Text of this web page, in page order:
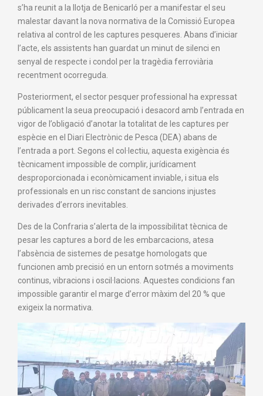
s’ha reunit a la llotja de Benicarló per a manifestar el seu
malestar davant la nova normativa de la Comissió Europea
relativa al control de les captures pesqueres. Abans d’iniciar
l’acte, els assistents han guardat un minut de silenci en
senyal de respecte i condol per la tragèdia ferroviària
recentment ocorreguda.
Posteriorment, el sector pesquer professional ha expressat
públicament la seua preocupació i desacord amb l’entrada en
vigor de l’obligació d’anotar la totalitat de les captures per
espècie en el Diari Electrònic de Pesca (DEA) abans de
l’entrada a port. Segons el col·lectiu, aquesta exigència és
tècnicament impossible de complir, jurídicament
desproporcionada i econòmicament inviable, i situa els
professionals en un risc constant de sancions injustes
derivades d’errors inevitables.
Des de la Confraria s’alerta de la impossibilitat tècnica de
pesar les captures a bord de les embarcacions, atesa
l’absència de sistemes de pesatge homologats que
funcionen amb precisió en un entorn sotmés a moviments
continus, vibracions i oscil·lacions. Aquestes condicions fan
impossible garantir el marge d’error màxim del 20 % que
exigeix la normativa.